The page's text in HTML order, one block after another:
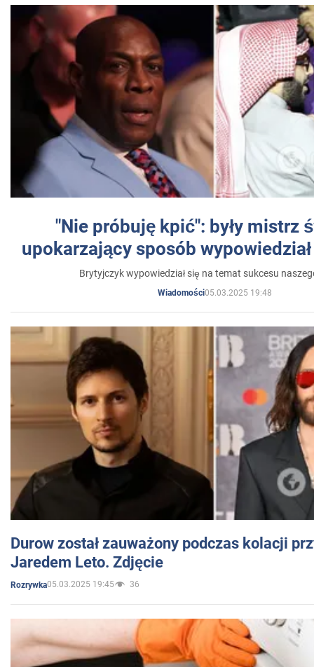
"Nie próbuję kpić": były mistrz
upokarzający sposób
Brytyjczyk wypowiedział się na temat sukcesu
Wiadomości05.03.2025 19:48
Durow został zauważony podczas kolacji
Jaredem Leto. Zdjęcie
Rozrywka05.03.2025 19:45 36